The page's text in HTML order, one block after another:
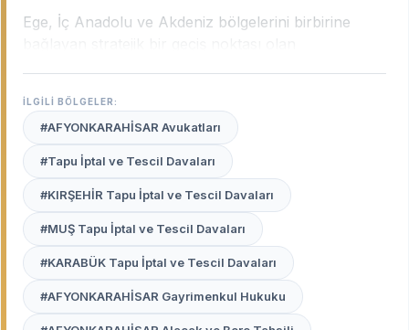
Ege, İç Anadolu ve Akdeniz bölgelerini birbirine
önemli yapı taşlarından biridir. Şehrin bu çok yönlü
yapısı; ticari alacaklardan trafik kazası
tazminatlarına, mülkiyet uyuşmazlıklarından idari
davalara kadar geniş bir hukuki yelpazeyi
beraberinde getirir.Afyonkarahisar uzman
avukatları
, şehrin yerel ticari dinamiklerini ve adli
işleyişini en iyi analiz eden profesyonellerdir.
Avukat Burada
platformu, Afyonkarahisar
Adliyesi'nde davanızı titizlikle takip edecek, yerel
bilirkişi pratiklerine ve mahkeme içtihatlarına hakim
İLGİLİ BÖLGELER:
#AFYONKARAHİSAR Avukatları
#Tapu İptal ve Tescil Davaları
#KIRŞEHİR Tapu İptal ve Tescil Davaları
#MUŞ Tapu İptal ve Tescil Davaları
#KARABÜK Tapu İptal ve Tescil Davaları
#AFYONKARAHİSAR Gayrimenkul Hukuku